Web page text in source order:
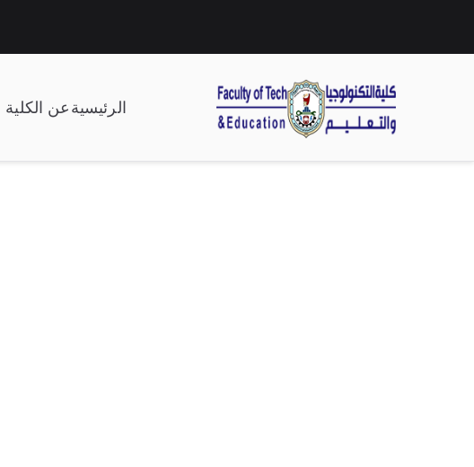
الرئيسية عن الكلية